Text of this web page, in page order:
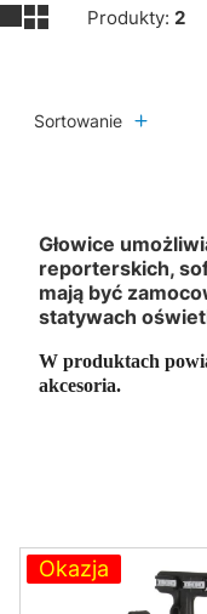
Produkty: 2
Sortowanie
Głowice
reporterskich,
mają być
statywach
W produktach
akcesoria.
Lista
Okazja